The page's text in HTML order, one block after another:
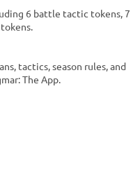
6 battle tactic tokens, 7
tactics, season rules, and
The App.